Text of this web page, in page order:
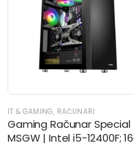
IT & GAMING, RAČUNARI
Gaming Računar Special
MSGW | Intel i5-12400F;